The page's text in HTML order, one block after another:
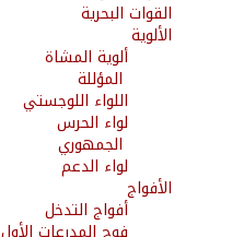
القوات البحرية
الألوية
ألوية المشاة
المؤللة
اللواء اللوجستي
لواء الحرس
الجمهوري
لواء الدعم
الأفواج
أفواج التدخل